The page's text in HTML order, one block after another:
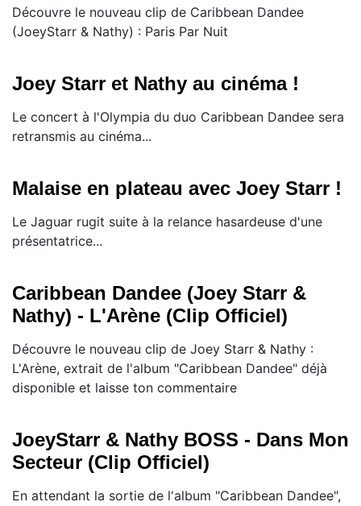
Découvre le nouveau clip de Caribbean Dandee
(JoeyStarr & Nathy) : Paris Par Nuit
Joey Starr et Nathy au cinéma !
Le concert à l'Olympia du duo Caribbean Dandee sera
retransmis au cinéma...
Malaise en plateau avec Joey Starr !
Le Jaguar rugit suite à la relance hasardeuse d'une
présentatrice...
Caribbean Dandee (Joey Starr &
Nathy) - L'Arène (Clip Officiel)
Découvre le nouveau clip de Joey Starr & Nathy :
L'Arène, extrait de l'album "Caribbean Dandee" déjà
disponible et laisse ton commentaire
JoeyStarr & Nathy BOSS - Dans Mon
Secteur (Clip Officiel)
En attendant la sortie de l'album "Caribbean Dandee",